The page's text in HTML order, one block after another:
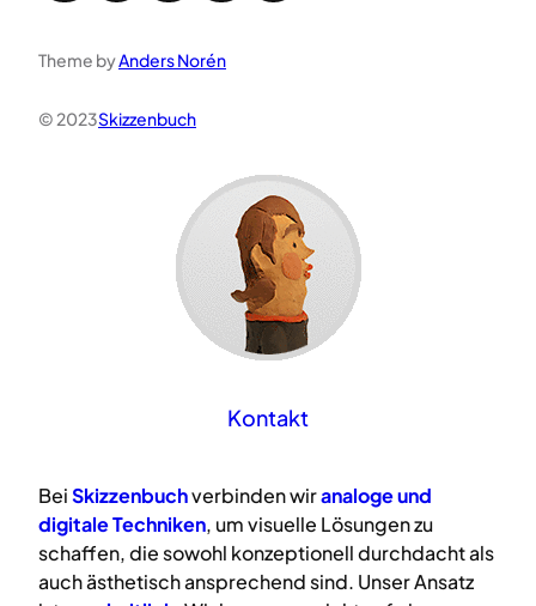
Theme byAnders Norén
© 2023Skizzenbuch
Kontakt
BeiSkizzenbuchverbinden wiranalogeund
digitaleTechniken, um visuelle Lösungen zu
schaffen, die sowohl konzeptionell durchdacht als
auch ästhetisch ansprechend sind. Unser Ansatz